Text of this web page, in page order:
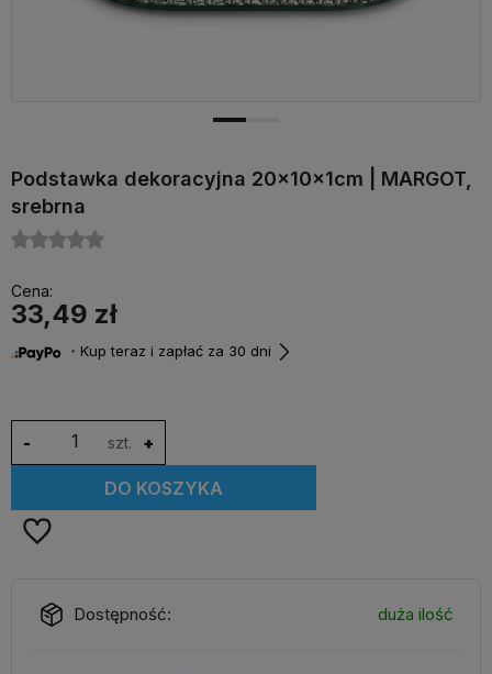
Podstawka dekoracyjna 20x10x1cm | MARGOT,
srebrna
Cena:
33,49 zł
・Kup teraz i zapłać za 30 dni
szt. +
-
DO KOSZYKA
Dostępność: duża ilość